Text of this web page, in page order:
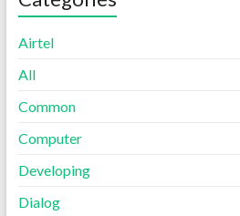
Airtel
All
Common
Computer
Developing
Dialog